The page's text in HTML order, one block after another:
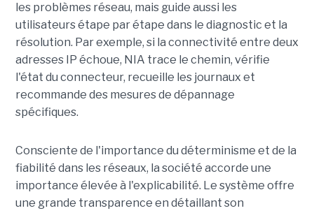
les problèmes réseau, mais guide aussi les
utilisateurs étape par étape dans le diagnostic et la
résolution. Par exemple, si la connectivité entre deux
adresses IP échoue, NIA trace le chemin, vérifie
l'état du connecteur, recueille les journaux et
recommande des mesures de dépannage
spécifiques.
Consciente de l'importance du déterminisme et de la
fiabilité dans les réseaux, la société accorde une
importance élevée à l'explicabilité. Le système offre
une grande transparence en détaillant son